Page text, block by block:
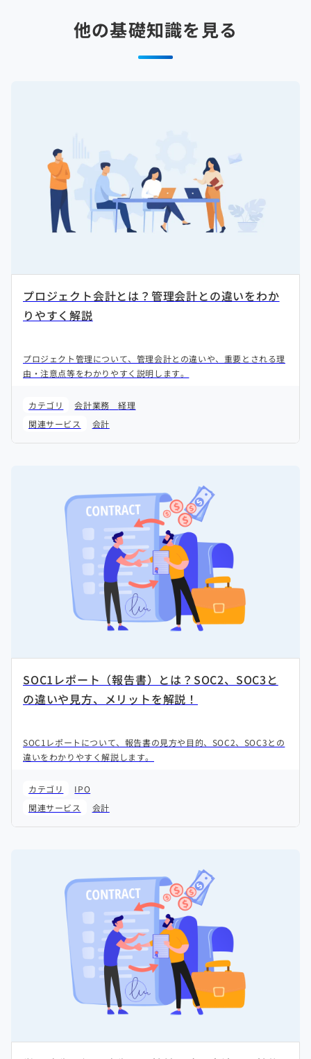
他の基礎知識を見る
プロジェクト会計とは？管理会計との違いをわか
りやすく解説
プロジェクト管理について、管理会計との違いや、重要とされる理
由・注意点等をわかりやすく説明します。
カテゴリ 会計業務
経理
関連サービス
会計
SOC1レポート（報告書）とは？SOC2、SOC3と
の違いや見方、メリットを解説！
SOC1レポートについて、報告書の見方や目的、SOC2、SOC3との
違いをわかりやすく解説します。
カテゴリ
IPO
関連サービス
会計